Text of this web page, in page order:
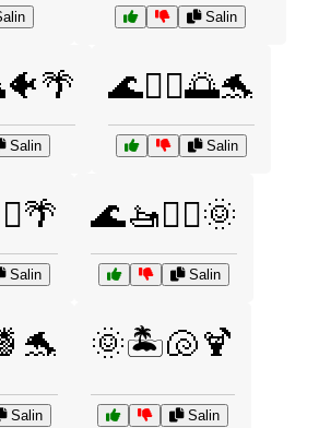
Salin
Salin
🌊🏄‍♀️🌅🐬
Salin
Salin
🌊🚤🏄‍♂️🌞
Salin
Salin
🌞🏝️🐚🍹
Salin